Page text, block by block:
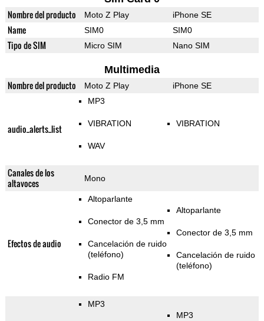
Nombre del producto Moto Z Play iPhone SE
Name SIM0 SIM0
Tipo de SIM Micro SIM Nano SIM
Multimedia
Nombre del producto Moto Z Play iPhone SE
audio_alerts_list
MP3
VIBRATION
WAV
VIBRATION
Canales de los
altavoces
Mono
Efectos de audio
Altoparlante
Conector de 3,5 mm
Cancelación de ruido
(teléfono)
Radio FM
Altoparlante
Conector de 3,5 mm
Cancelación de ruido
(teléfono)
MP3
MP3